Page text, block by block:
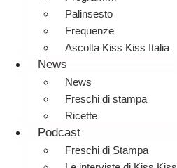
Palinsesto
Frequenze
Ascolta Kiss Kiss Italia
News
News
Freschi di stampa
Ricette
Podcast
Freschi di Stampa